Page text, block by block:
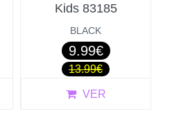
Kids 83185
BLACK
9.99€
13.99€
VER